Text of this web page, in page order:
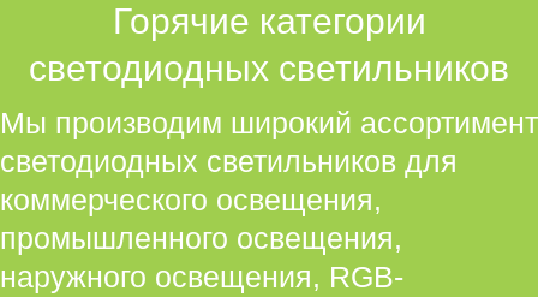
Горячие категории
светодиодных светильников
Мы производим широкий ассортимент
светодиодных светильников для
коммерческого освещения,
промышленного освещения,
наружного освещения, RGB-